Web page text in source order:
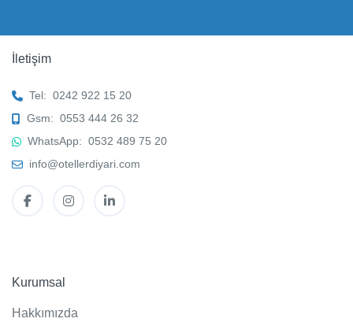
İletişim
Tel: 0242 922 15 20
Gsm: 0553 444 26 32
WhatsApp: 0532 489 75 20
info@otellerdiyari.com
Kurumsal
Hakkımızda